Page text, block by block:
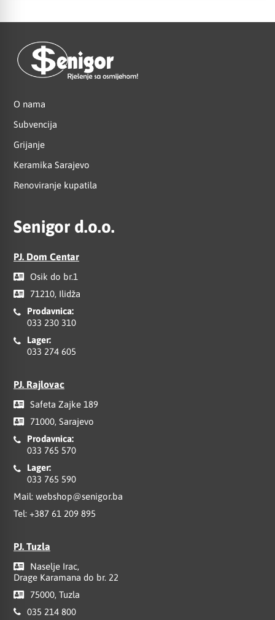
O nama
Subvencija
Grijanje
Keramika Sarajevo
Renoviranje kupatila
Senigor d.o.o.
PJ. Dom Centar
Osik do br.1
71210, Ilidža
Prodavnica:
033 230 310
Lager:
033 274 605
PJ. Rajlovac
Safeta Zajke 189
71000, Sarajevo
Prodavnica:
033 765 570
Lager:
033 765 590
Mail: webshop@senigor.ba
Tel: +387 61 209 895
PJ. Tuzla
Naselje Irac,
Drage Karamana do br. 22
75000, Tuzla
035 214 800